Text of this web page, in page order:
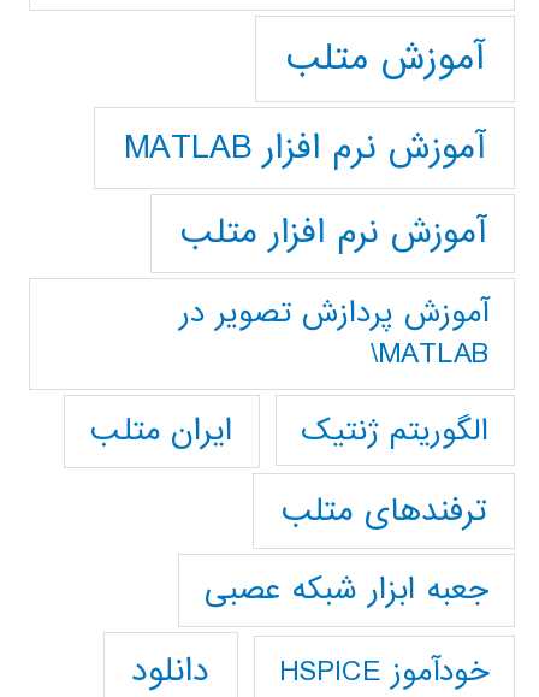
آموزش متلب
آموزش نرم افزار MATLAB
آموزش نرم افزار متلب
آموزش پردازش تصوير در
MATLAB\
الگوریتم ژنتیک
ایران متلب
ترفندهای متلب
جعبه ابزار شبکه عصبی
خودآموز HSPICE دانلود